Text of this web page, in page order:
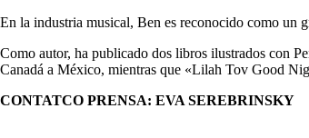
En la industria musical, Ben es reconocido como un
Como autor, ha publicado dos libros ilustrados con
Canadá a México, mientras que «Lilah Tov Good
CONTATCO PRENSA: EVA SEREBRINSKY